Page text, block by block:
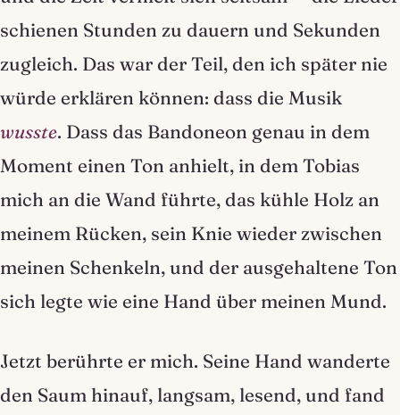
schienen Stunden zu dauern und Sekunden
zugleich. Das war der Teil, den ich später nie
würde erklären können: dass die Musik
wusste. Dass das Bandoneon genau in dem
Moment einen Ton anhielt, in dem Tobias
mich an die Wand führte, das kühle Holz an
meinem Rücken, sein Knie wieder zwischen
meinen Schenkeln, und der ausgehaltene Ton
sich legte wie eine Hand über meinen Mund.
Jetzt berührte er mich. Seine Hand wanderte
den Saum hinauf, langsam, lesend, und fand